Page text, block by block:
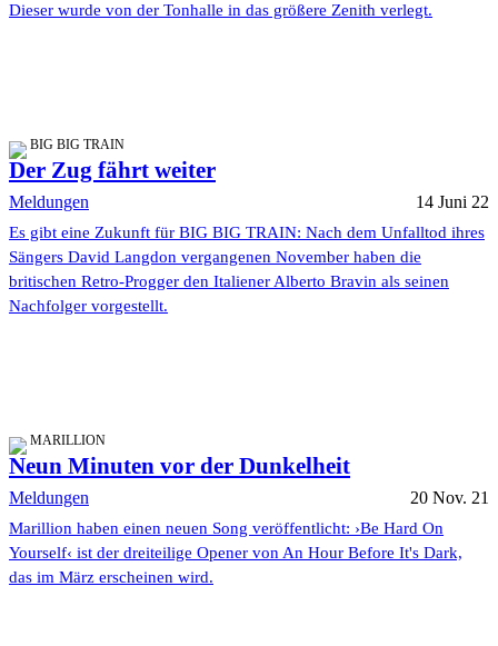
Dieser wurde von der Tonhalle in das größere Zenith verlegt.
BIG BIG TRAIN
Der Zug fährt weiter
Meldungen 14 Juni 22
Es gibt eine Zukunft für BIG BIG TRAIN: Nach dem Unfalltod ihres
Sängers David Langdon vergangenen November haben die
britischen Retro-Progger den Italiener Alberto Bravin als seinen
Nachfolger vorgestellt.
MARILLION
Neun Minuten vor der Dunkelheit
Meldungen 20 Nov. 21
Marillion haben einen neuen Song veröffentlicht: ›Be Hard On
Yourself‹ ist der dreiteilige Opener von An Hour Before It's Dark,
das im März erscheinen wird.